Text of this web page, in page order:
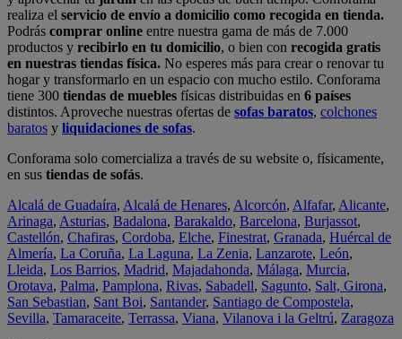
realiza el servicio de envío a domicilio como recogida en tienda.
Podrás comprar online entre nuestra gama de más de 7.000
productos y recibirlo en tu domicilio, o bien con recogida gratis
en nuestras tiendas física. No esperes más para crear o renovar tu
hogar y transformarlo en un espacio con mucho estilo. Conforama
tiene 300 tiendas de muebles físicas distribuidas en 6 países
distintos. Aproveche nuestras ofertas de sofas baratos, colchones
baratos y liquidaciones de sofas.
Conforama solo comercializa a través de su website o, físicamente,
en sus tiendas de sofás.
Alcalá de Guadaíra, Alcalá de Henares, Alcorcón, Alfafar, Alicante,
Arinaga, Asturias, Badalona, Barakaldo, Barcelona, Burjassot,
Castellón, Chafiras, Cordoba, Elche, Finestrat, Granada, Huércal de
Almería, La Coruña, La Laguna, La Zenia, Lanzarote, León,
Lleida, Los Barrios, Madrid, Majadahonda, Málaga, Murcia,
Orotava, Palma, Pamplona, Rivas, Sabadell, Sagunto, Salt, Girona,
San Sebastian, Sant Boi, Santander, Santiago de Compostela,
Sevilla, Tamaraceite, Terrassa, Viana, Vilanova i la Geltrú, Zaragoza